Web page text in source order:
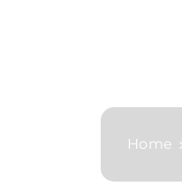
Home